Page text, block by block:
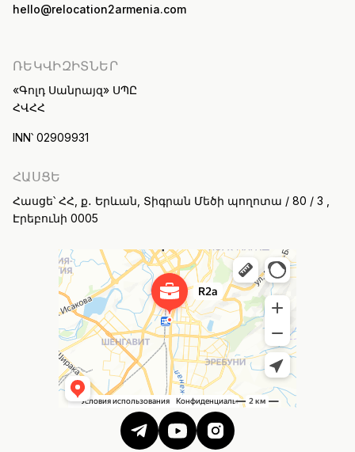
hello@relocation2armenia.com
ՌԵԿՎԻԶԻՏՆԵՐ
«Գոլդ Սանրայզ» ՍՊԸ
ՀՎՀՀ
INN՝ 02909931
ՀԱՍՑԵ
Հասցե՝ ՀՀ, ք․ Երևան, Տիգրան Մեծի պողոտա / 80 / 3 ,
Էրեբունի 0005